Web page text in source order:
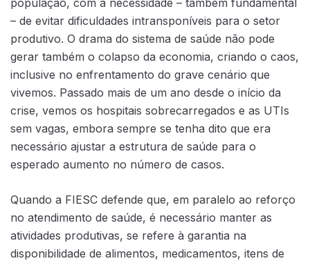
população, com a necessidade – também fundamental
– de evitar dificuldades intransponíveis para o setor
produtivo. O drama do sistema de saúde não pode
gerar também o colapso da economia, criando o caos,
inclusive no enfrentamento do grave cenário que
vivemos. Passado mais de um ano desde o início da
crise, vemos os hospitais sobrecarregados e as UTIs
sem vagas, embora sempre se tenha dito que era
necessário ajustar a estrutura de saúde para o
esperado aumento no número de casos.
Quando a FIESC defende que, em paralelo ao reforço
no atendimento de saúde, é necessário manter as
atividades produtivas, se refere à garantia na
disponibilidade de alimentos, medicamentos, itens de